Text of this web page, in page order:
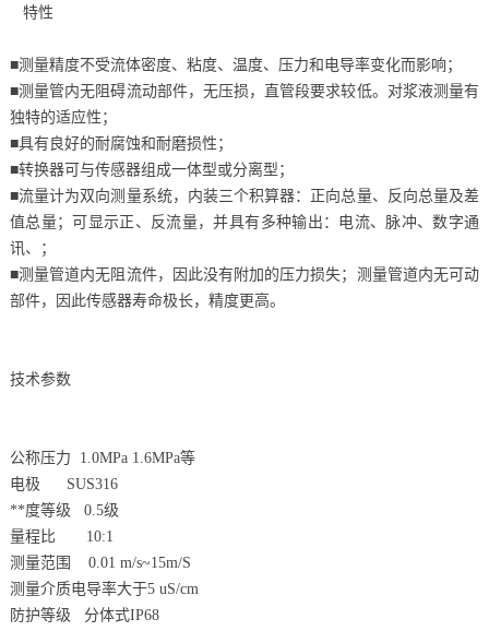
特性
■测量精度不受流体密度、粘度、温度、压力和电导率变化而影响；
■测量管内无阻碍流动部件，无压损，直管段要求较低。对浆液测量有
独特的适应性；
■具有良好的耐腐蚀和耐磨损性；
■转换器可与传感器组成一体型或分离型；
■流量计为双向测量系统，内装三个积算器：正向总量、反向总量及差
值总量；可显示正、反流量，并具有多种输出：电流、脉冲、数字通
讯、；
■测量管道内无阻流件，因此没有附加的压力损失；测量管道内无可动
部件，因此传感器寿命极长，精度更高。
技术参数
公称压力 1.0MPa 1.6MPa等
电极 SUS316
**度等级 0.5级
量程比 10:1
测量范围 0.01 m/s~15m/S
测量介质电导率大于5 uS/cm
防护等级 分体式IP68